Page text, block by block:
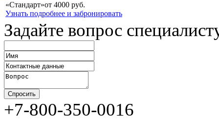
«Стандарт»от 4000 руб.
Узнать подробнее и забронировать
Задайте вопрос
+7-800-350-0016